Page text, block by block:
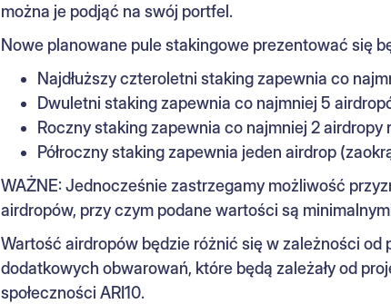
można je podjąć na swój portfel.
Nowe planowane pule stakingowe prezentować się
Najdłuższy czteroletni staking zapewnia co
Dwuletni staking zapewnia co najmniej 5
Roczny staking zapewnia co najmniej 2
Półroczny staking zapewnia jeden airdrop
WAŻNE: Jednocześnie zastrzegamy możliwość
airdropów, przy czym podane wartości są
Wartość airdropów będzie różnić się w zależności
dodatkowych obwarowań, które będą zależały od
społeczności ARI10.